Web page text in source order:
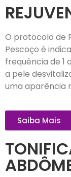
O protocolo de
Pescoço é
frequência de 1
a pele
uma aparência
Saiba Mais